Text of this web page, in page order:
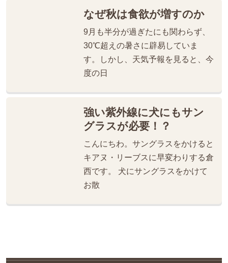
なぜ秋は食欲が増すのか
9月も半分が過ぎたにも関わらず、
30℃超えの暑さに辟易していま
す。しかし、天気予報を見ると、今
度の日
強い紫外線に犬にもサン
グラスが必要！？
こんにちわ。サングラスをかけると
キアヌ・リーブスに早変わりする倉
西です。 犬にサングラスをかけて
お散